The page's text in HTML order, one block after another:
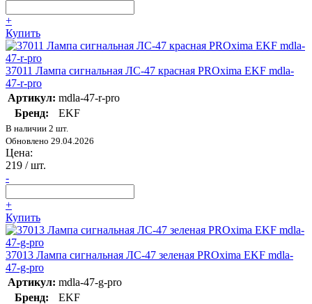
+
Купить
37011 Лампа сигнальная ЛС-47 красная PROxima EKF mdla-
47-r-pro
Артикул: mdla-47-r-pro
Бренд:
EKF
В наличии 2 шт.
Обновлено 29.04.2026
Цена:
219 / шт.
-
+
Купить
37013 Лампа сигнальная ЛС-47 зеленая PROxima EKF mdla-
47-g-pro
Артикул: mdla-47-g-pro
Бренд:
EKF